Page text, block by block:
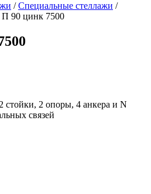
/Специальные стеллажи /
П 90 цинк 7500
стойки, 2 опоры, 4 анкера и N
связей